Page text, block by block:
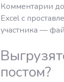
Комментарии
Excel с
участника —
постом?